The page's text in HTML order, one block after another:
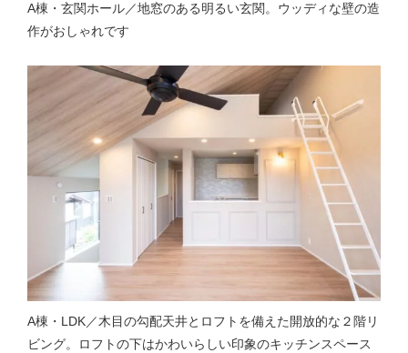
A棟・玄関ホール／地窓のある明るい玄関。ウッディな壁の造
作がおしゃれです
A棟・LDK／木目の勾配天井とロフトを備えた開放的な２階リ
ビング。ロフトの下はかわいらしい印象のキッチンスペース